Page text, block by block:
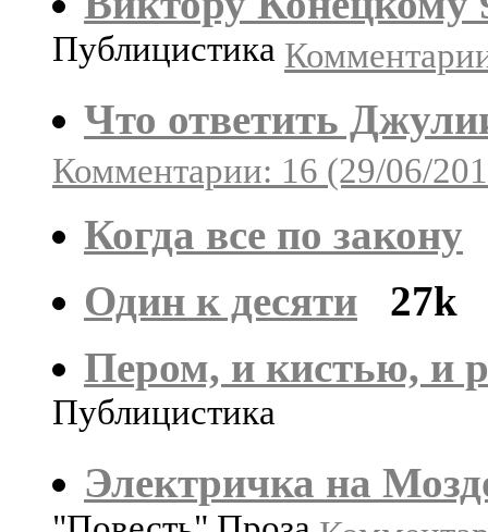
Публицистика
Что ответить
Комментарии: 16 (29/06/
Когда все по закону
Один к десяти
27k
Пером, и кистью, и
Публицистика
Электричка на